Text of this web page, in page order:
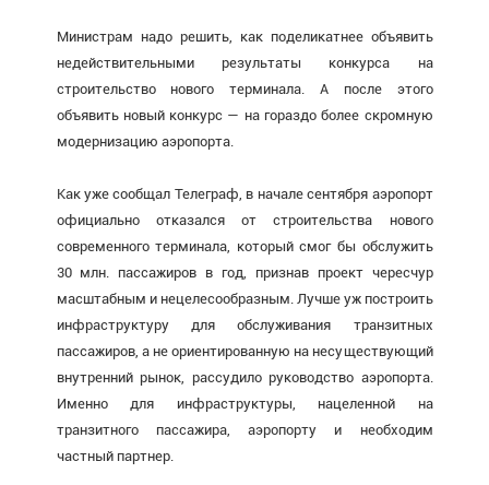
Министрам надо решить, как поделикатнее объявить
недействительными результаты конкурса на
строительство нового терминала. А после этого
объявить новый конкурс — на гораздо более скромную
модернизацию аэропорта.
Как уже сообщал Телеграф, в начале сентября аэропорт
официально отказался от строительства нового
современного терминала, который смог бы обслужить
30 млн. пассажиров в год, признав проект чересчур
масштабным и нецелесообразным. Лучше уж построить
инфраструктуру для обслуживания транзитных
пассажиров, а не ориентированную на несуществующий
внутренний рынок, рассудило руководство аэропорта.
Именно для инфраструктуры, нацеленной на
транзитного пассажира, аэропорту и необходим
частный партнер.